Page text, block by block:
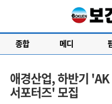
종합 메디
애경산업, 하반기
서포터즈' 모집